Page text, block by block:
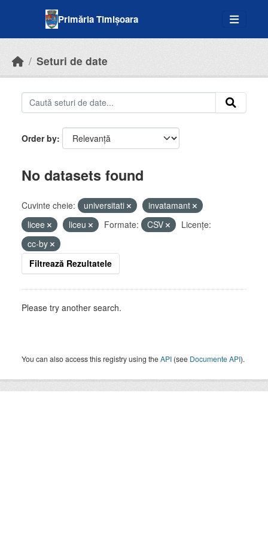
Primăria Timișoara
Seturi de date
Order by
No datasets found
Cuvinte cheie: universitati
invatamant
licee
liceu Formate: CSV
Licenţe:
cc-by
Filtrează Rezultatele
Please try another search.
You can also access this registry using theAPI (see Documente API).